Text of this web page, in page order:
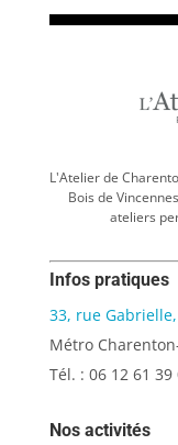
L'Atelier de
Bois de
ateliers
Infos pratiques
33, rue
Métro
Tél. : 06 12 61 39
Nos activités